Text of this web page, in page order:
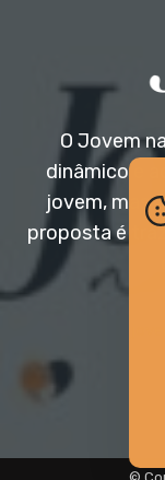
O Jovem
dinâmico e
jovem, mas
proposta é